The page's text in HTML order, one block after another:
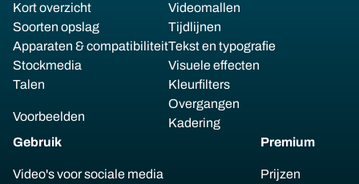
Kort overzicht
Soorten opslag
Apparaten & compatibiliteit
Stockmedia
Talen
Voorbeelden
Videomallen
Tijdlijnen
Tekst en typografie
Visuele effecten
Kleurfilters
Overgangen
Kadering
Gebruik
Video's voor sociale media
Premium
Prijzen